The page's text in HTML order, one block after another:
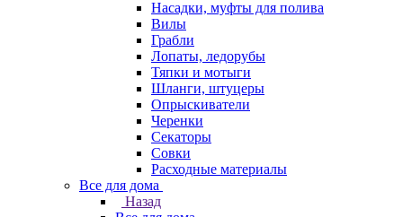
Насадки, муфты для полива
Вилы
Грабли
Лопаты, ледорубы
Тяпки и мотыги
Шланги, штуцеры
Опрыскиватели
Черенки
Секаторы
Совки
Расходные материалы
Все для дома
Назад